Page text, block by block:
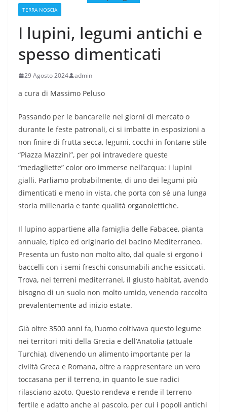
TERRA NOSCIA
I lupini, legumi antichi e
spesso dimenticati
29 Agosto 2024 admin
a cura di Massimo Peluso
Passando per le bancarelle nei giorni di mercato o
durante le feste patronali, ci si imbatte in esposizioni a
non finire di frutta secca, legumi, cocchi in fontane stile
“Piazza Mazzini”, per poi intravedere queste
“medagliette” color oro immerse nell’acqua: i lupini
gialli. Parliamo probabilmente, di uno dei legumi più
dimenticati e meno in vista, che porta con sé una lunga
storia millenaria e tante qualità organolettiche.
Il lupino appartiene alla famiglia delle Fabacee, pianta
annuale, tipico ed originario del bacino Mediterraneo.
Presenta un fusto non molto alto, dal quale si ergono i
baccelli con i semi freschi consumabili anche essiccati.
Trova, nei terreni mediterranei, il giusto habitat, avendo
bisogno di un suolo non molto umido, venendo raccolto
prevalentemente ad inizio estate.
Già oltre 3500 anni fa, l’uomo coltivava questo legume
nei territori miti della Grecia e dell’Anatolia (attuale
Turchia), divenendo un alimento importante per la
civiltà Greca e Romana, oltre a rappresentare un vero
toccasana per il terreno, in quanto le sue radici
rilasciano azoto. Questo rendeva e rende il terreno
fertile e adatto anche al pascolo, per cui i popoli antichi